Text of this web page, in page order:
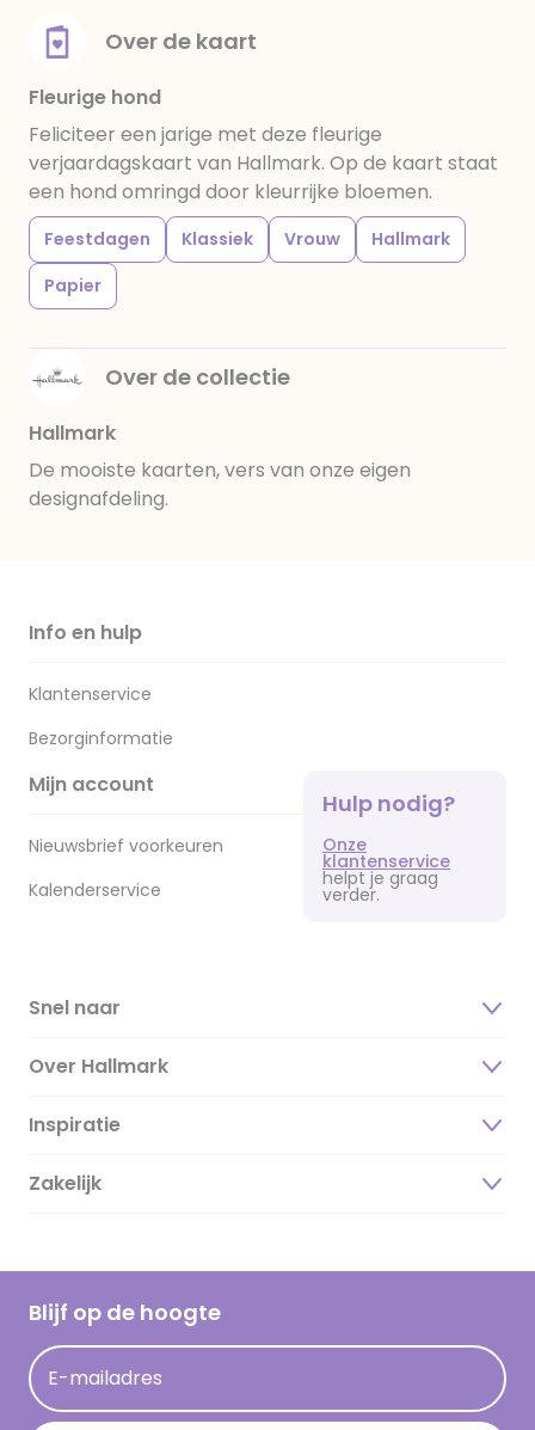
Over de kaart
Fleurige hond
Feliciteer een jarige met deze fleurige
verjaardagskaart van Hallmark. Op de kaart staat
een hond omringd door kleurrijke bloemen.
Feestdagen Klassiek Vrouw
Hallmark
Papier
Over de collectie
Hallmark
De mooiste kaarten, vers van onze eigen
designafdeling.
Info en hulp
Klantenservice
Bezorginformatie
Mijn account
Nieuwsbrief voorkeuren
Kalenderservice
Hulp nodig?
Onze
klantenservice
helpt je graag
verder.
Snel naar
Over Hallmark
Over ons
Duurzaamheid
Hallmark Kaartclub
Acties
Persberichten
Inspiratie
Magazine
Cadeau inspiratie
Kaartinspiratie
Zakelijk
Blijf op de hoogte
E-mailadres